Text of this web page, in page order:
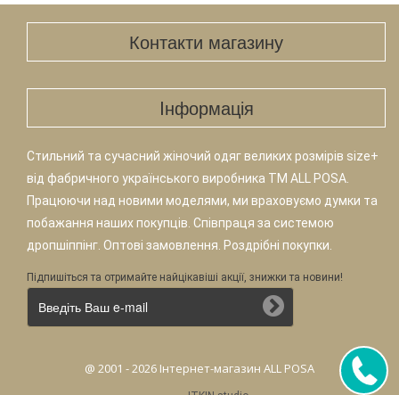
Контакти магазину
Iнформація
Стильний та сучасний жіночий одяг великих розмірів size+
від фабричного українського виробника TM ALL POSA.
Працюючи над новими моделями, ми враховуємо думки та
побажання наших покупців. Співпраця за системою
дропшіппінг. Оптові замовлення. Роздрібні покупки.
Підпишіться та отримайте найцікавіші акції, знижки та новини!
@ 2001 - 2026 Інтернет-магазин ALL POSA